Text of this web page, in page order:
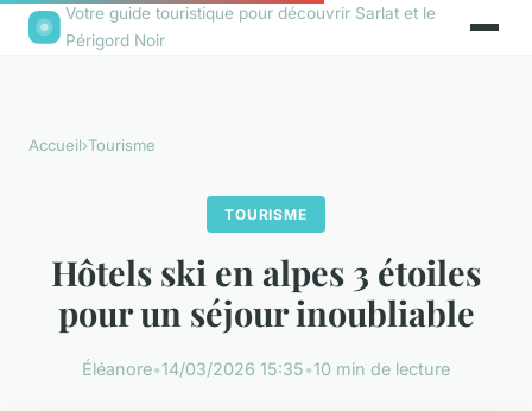
Votre guide touristique pour découvrir Sarlat et le
Périgord Noir
Accueil›Tourisme
TOURISME
Hôtels ski en alpes 3 étoiles
pour un séjour inoubliable
Éléanore•14/03/2026 15:35•10 min de lecture